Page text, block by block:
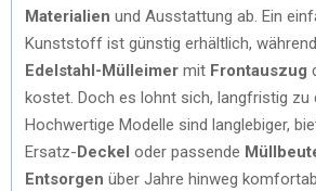
Materialien und Ausstattung ab. Ein
Kunststoff ist günstig erhältlich,
Edelstahl-Mülleimer mit Frontauszug
kostet. Doch es lohnt sich, langfristig zu
Hochwertige Modelle sind langlebiger,
Ersatz-Deckel oder passende
Entsorgen über Jahre hinweg